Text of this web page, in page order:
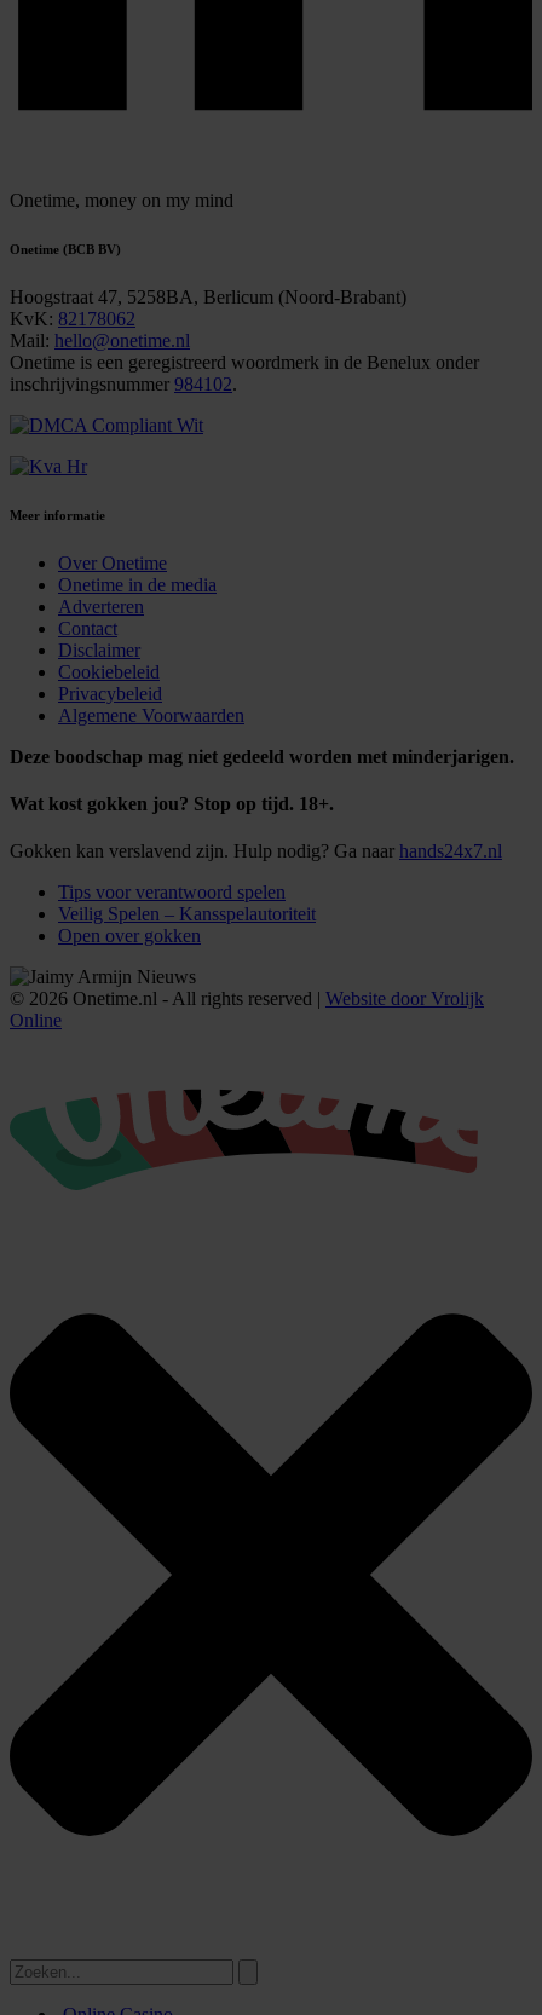
Onetime, money on my mind
Onetime (BCB BV)
Hoogstraat 47, 5258BA, Berlicum (Noord-Brabant)
KvK: 82178062
Mail: hello@onetime.nl
Onetime is een geregistreerd woordmerk in de Benelux onder
inschrijvingsnummer 984102.
Meer informatie
Over Onetime
Onetime in de media
Adverteren
Contact
Disclaimer
Cookiebeleid
Privacybeleid
Algemene Voorwaarden
Deze boodschap mag niet gedeeld worden met minderjarigen.
Wat kost gokken jou? Stop op tijd. 18+.
Gokken kan verslavend zijn. Hulp nodig? Ga naar hands24x7.nl
Tips voor verantwoord spelen
Veilig Spelen – Kansspelautoriteit
Open over gokken
© 2026 Onetime.nl - All rights reserved | Website door Vrolijk
Online